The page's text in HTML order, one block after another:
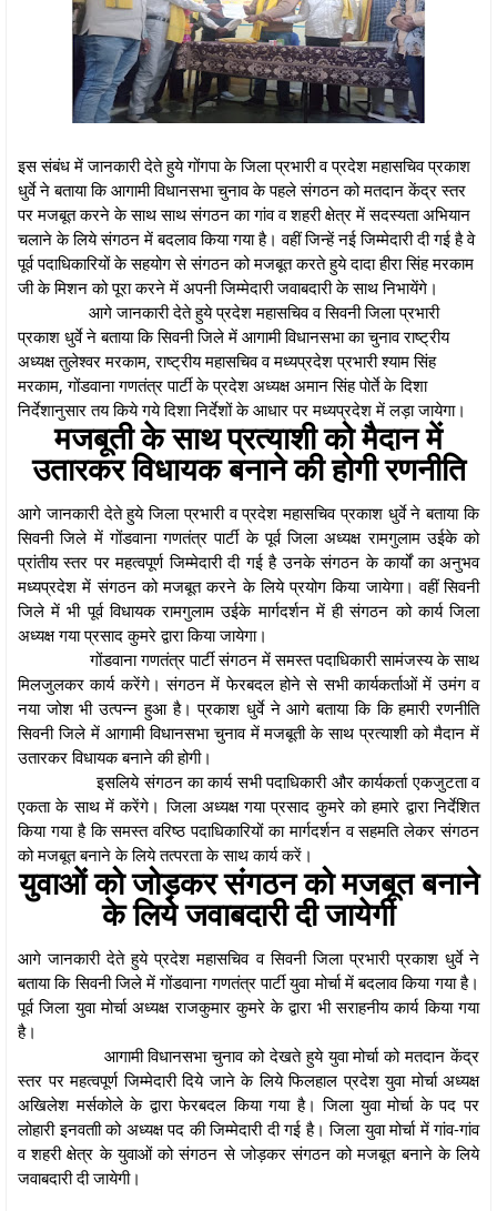
इस संबंध में जानकारी देते हुये गोंगपा के जिला प्रभारी व प्रदेश महासचिव प्रकाश
धुर्वे ने बताया कि आगामी विधानसभा चुनाव के पहले संगठन को मतदान केंद्र स्तर
पर मजबूत करने के साथ साथ संगठन का गांव व शहरी क्षेत्र में सदस्यता अभियान
चलाने के लिये संगठन में बदलाव किया गया है। वहीं जिन्हें नई जिम्मेदारी दी गई है वे
पूर्व पदाधिकारियों के सहयोग से संगठन को मजबूत करते हुये दादा हीरा सिंह मरकाम
जी के मिशन को पूरा करने में अपनी जिम्मेदारी जवाबदारी के साथ निभायेंगे।
आगे जानकारी देते हुये प्रदेश महासचिव व सिवनी जिला प्रभारी
प्रकाश धुर्वे ने बताया कि सिवनी जिले में आगामी विधानसभा का चुनाव राष्ट्रीय
अध्यक्ष तुलेश्वर मरकाम, राष्ट्रीय महासचिव व मध्यप्रदेश प्रभारी श्याम सिंह
मरकाम, गोंडवाना गणतंत्र पार्टी के प्रदेश अध्यक्ष अमान सिंह पोर्ते के दिशा
निर्देशानुसार तय किये गये दिशा निर्देशों के आधार पर मध्यप्रदेश में लड़ा जायेगा।
मजबूती के साथ प्रत्याशी को मैदान में
उतारकर विधायक बनाने की होगी रणनीति
आगे जानकारी देते हुये जिला प्रभारी व प्रदेश महासचिव प्रकाश धुर्वे ने बताया कि
सिवनी जिले में गोंडवाना गणतंत्र पार्टी के पूर्व जिला अध्यक्ष रामगुलाम उईके को
प्रांतीय स्तर पर महत्वपूर्ण जिम्मेदारी दी गई है उनके संगठन के कार्यों का अनुभव
मध्यप्रदेश में संगठन को मजबूत करने के लिये प्रयोग किया जायेगा। वहीं सिवनी
जिले में भी पूर्व विधायक रामगुलाम उईके मार्गदर्शन में ही संगठन को कार्य जिला
अध्यक्ष गया प्रसाद कुमरे द्वारा किया जायेगा।
गोंडवाना गणतंत्र पार्टी संगठन में समस्त पदाधिकारी सामंजस्य के साथ
मिलजुलकर कार्य करेंगे। संगठन में फेरबदल होने से सभी कार्यकर्ताओं में उमंग व
नया जोश भी उत्पन्न हुआ है। प्रकाश धुर्वे ने आगे बताया कि कि हमारी रणनीति
सिवनी जिले में आगामी विधानसभा चुनाव में मजबूती के साथ प्रत्याशी को मैदान में
उतारकर विधायक बनाने की होगी।
इसलिये संगठन का कार्य सभी पदाधिकारी और कार्यकर्ता एकजुटता व
एकता के साथ में करेंगे। जिला अध्यक्ष गया प्रसाद कुमरे को हमारे द्वारा निर्देशित
किया गया है कि समस्त वरिष्ठ पदाधिकारियों का मार्गदर्शन व सहमति लेकर संगठन
को मजबूत बनाने के लिये तत्परता के साथ कार्य करें।
युवाओं को जोड़कर संगठन को मजबूत बनाने
के लिये जवाबदारी दी जायेगी
आगे जानकारी देते हुये प्रदेश महासचिव व सिवनी जिला प्रभारी प्रकाश धुर्वे ने
बताया कि सिवनी जिले में गोंडवाना गणतंत्र पार्टी युवा मोर्चा में बदलाव किया गया है।
पूर्व जिला युवा मोर्चा अध्यक्ष राजकुमार कुमरे के द्वारा भी सराहनीय कार्य किया गया
है।
आगामी विधानसभा चुनाव को देखते हुये युवा मोर्चा को मतदान केंद्र
स्तर पर महत्वपूर्ण जिम्मेदारी दिये जाने के लिये फिलहाल प्रदेश युवा मोर्चा अध्यक्ष
अखिलेश मर्सकोले के द्वारा फेरबदल किया गया है। जिला युवा मोर्चा के पद पर
लोहारी इनवताी को अध्यक्ष पद की जिम्मेदारी दी गई है। जिला युवा मोर्चा में गांव-गांव
व शहरी क्षेत्र के युवाओं को संगठन से जोड़कर संगठन को मजबूत बनाने के लिये
जवाबदारी दी जायेगी।